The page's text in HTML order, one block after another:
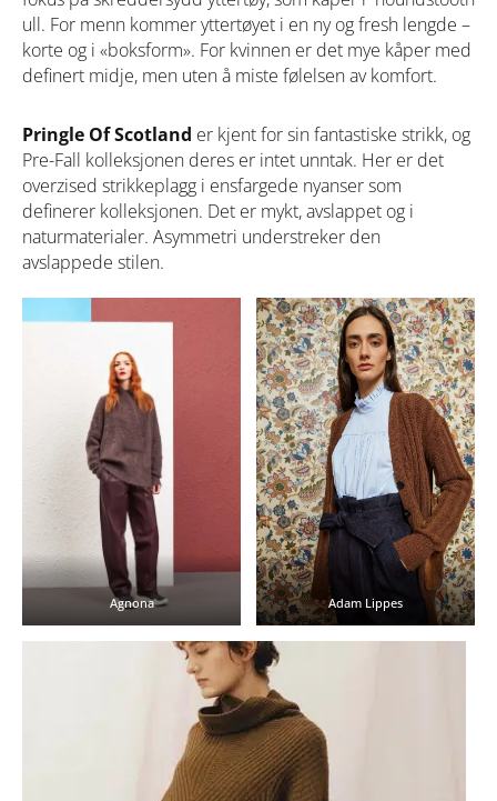
ull. For menn kommer yttertøyet i en ny og fresh lengde –
korte og i «boksform». For kvinnen er det mye kåper med
definert midje, men uten å miste følelsen av komfort.
Pringle Of Scotland er kjent for sin fantastiske strikk, og
Pre-Fall kolleksjonen deres er intet unntak. Her er det
overzised strikkeplagg i ensfargede nyanser som
definerer kolleksjonen. Det er mykt, avslappet og i
naturmaterialer. Asymmetri understreker den
avslappede stilen.
Agnona Adam Lippes